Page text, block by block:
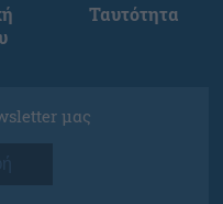
Ταυτότητα
μας